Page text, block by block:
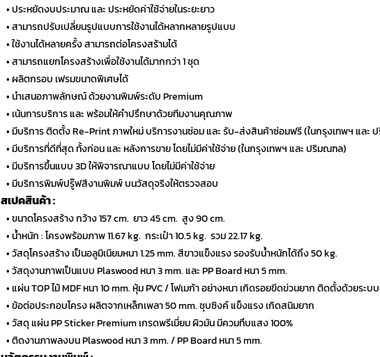
• ประหยัดงบประมาณ และ ประหยัดค่าใช้จ่ายในระยะยาว
• สามารถปรับเปลี่ยนรูปแบบการใช้งานได้หลากหลายรูปแบบ
• ใช้งานได้หลายครั้ง สามารถต่อโครงสร้ามได้
• สามารถแยกโครงสร้างเพื่อใช้งานได้มากกว่า 1 ชุด
• ผลิตกรอบ เฟรมขนาดพิเศษได้
• นำเสนอภาพลักษณ์ ด้วยงานพิมพ์ระดับ Premium
• เน้นการบริการ และ พร้อมให้คำปรึกษาด้วยทีมงานคุณภาพ
• มีบริการ ติดตั้ง Re-Print ภาพใหม่ บริการงานซ่อม และ รับ-ส่งสินค้าซ่อมฟรี (ในกรุงเทพฯ และ
• มีบริการที่ดีที่สุด ทั้งก่อน และ หลังการขาย โดยไม่มีค่าใช้จ่าย (ในกรุงเทพฯ และ ปริมณฑล)
• มีบริการขึ้นแบบ 3D ให้พิจารณาแบบ โดยไม่มีค่าใช้จ่าย
• มีบริการพิมพ์ปรู๊ฟสีงานพิมพ์ บนวัสดุจริงให้ตรวจสอบ
สเปคสินค้า :
• ขนาดโครงสร้าง กว้าง 157 cm. ยาว 45 cm. สูง 90 cm.
• น้ำหนัก : โครงพร้อมภาพ 11.67 kg. กระเป๋า 10.5 kg. รวม 22.17 kg.
• วัสดุโครงสร้าง เป็นอลูมิเนียมหนา 1.25 mm. สีขาวแข็งแรง รองรับน้ำหนักได้ถึง 50 kg.
• วัสดุงานภาพเป็นแบบ Plaswood หนา 3 mm. และ PP Board หนา 5 mm.
• แผ่น TOP ไม้ MDF หนา 10 mm. หุ้ม PVC / โฟเมก้า อย่างหนา เกิดรอยขีดข่วนยาก ติดตั้งด้วยระ
• ข้อต่อประกอบโครง ผลิตจากเหล็กเพลา 50 mm. ชุบซิงค์ แข็งแรง เกิดสนิมยาก
• วัสดุ แผ่น PP Sticker Premium เกรดพรีเมี่ยม ผิวมัน มีควมทึบแสง 100%
• ติดงานภาพลงบน Plaswood หนา 3 mm. / PP Board หนา 5 mm.